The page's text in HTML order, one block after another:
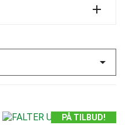

PÅ TILBUD!